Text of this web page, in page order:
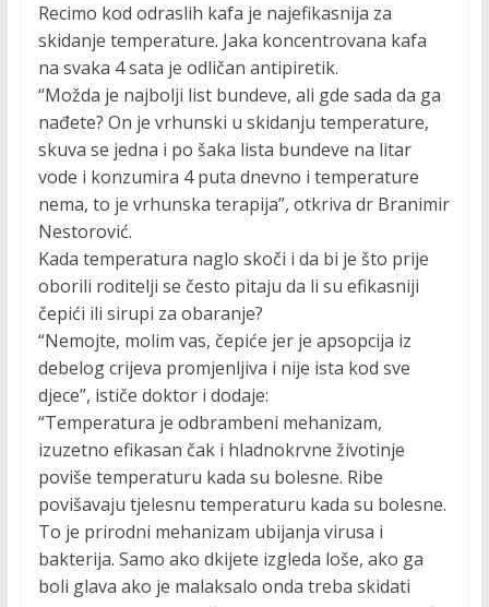
Recimo kod odraslih kafa je najefikasnija za
skidanje temperature. Jaka koncentrovana kafa
na svaka 4 sata je odličan antipiretik.
“Možda je najbolji list bundeve, ali gde sada da ga
nađete? On je vrhunski u skidanju temperature,
skuva se jedna i po šaka lista bundeve na litar
vode i konzumira 4 puta dnevno i temperature
nema, to je vrhunska terapija”, otkriva dr Branimir
Nestorović.
Kada temperatura naglo skoči i da bi je što prije
oborili roditelji se često pitaju da li su efikasniji
čepići ili sirupi za obaranje?
“Nemojte, molim vas, čepiće jer je apsopcija iz
debelog crijeva promjenljiva i nije ista kod sve
djece”, ističe doktor i dodaje:
“Temperatura je odbrambeni mehanizam,
izuzetno efikasan čak i hladnokrvne životinje
poviše temperaturu kada su bolesne. Ribe
povišavaju tjelesnu temperaturu kada su bolesne.
To je prirodni mehanizam ubijanja virusa i
bakterija. Samo ako dkijete izgleda loše, ako ga
boli glava ako je malaksalo onda treba skidati